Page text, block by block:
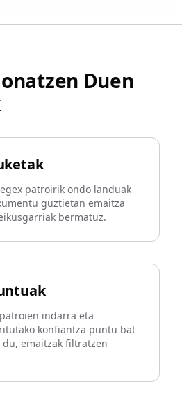
Duen
patroirik ondo landuak
guztietan emaitza
bermatuz.
indarra eta
konfiantza puntu bat
emaitzak filtratzen